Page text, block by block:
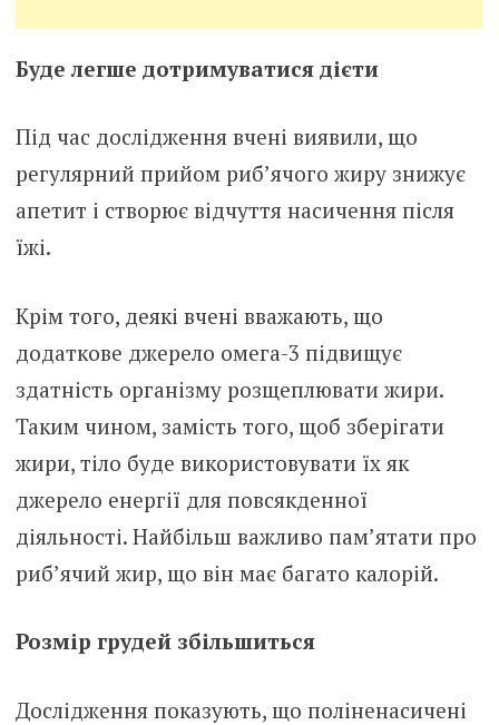
Буде легше дотримуватися дієти
Під час дослідження вчені виявили, що
регулярний прийом риб’ячого жиру знижує
апетит і створює відчуття насичення після
їжі.
Крім того, деякі вчені вважають, що
додаткове джерело омега-3 підвищує
здатність організму розщеплювати жири.
Таким чином, замість того, щоб зберігати
жири, тіло буде використовувати їх як
джерело енергії для повсякденної
діяльності. Найбільш важливо пам’ятати про
риб’ячий жир, що він має багато калорій.
Розмір грудей збільшиться
Дослідження показують, що поліненасичені